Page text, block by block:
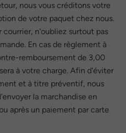
nous vous créditons votre
de votre paquet chez nous.
courrier, n'oubliez surtout pas
En cas de règlement à
remboursement de 3,00
à votre charge. Afin d'éviter
et à titre préventif, nous
la marchandise en
après un paiement par carte